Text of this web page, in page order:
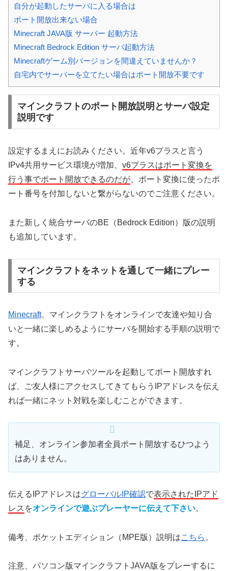
自分が起動したサーバに入る場合は
ポート開放出来ない場合
Minecraft JAVA版 サーバー 起動方法
Minecraft Bedrock Edition サーバ起動方法
Minecraftゲーム別バージョンを間違えていませんか？
自宅内でサーバーを立てたい場合はポート開放不要です
マインクラフトのポート開放説明とサーバ設定
説明です
設定するまえにお読みください。近年v6プラスと言う
IPv4共用サービス環境が増加、 v6プラスはポート変換を
行う事でポート開放できるのだが 、ポート変換に使ったポ
ート番号を付加しないと繋がらないのでご注意ください。
また新しく統合サーバのBE（Bedrock Edition）版の説明
も追加しています。
マインクラフトをネットを通して一緒にプレー
する
Minecraft、マインクラフトをオンラインで友達や知り合
いと一緒に楽しめるようにサーバを開始する手順の説明で
す。
マインクラフトサーバツールを起動してポート開放すれ
ば、ご友人様にアクセスしてきてもらうIPアドレスを伝え
れば一緒にネット対戦を楽しむことができます。
補足、オンライン参加者全員ポート開放するひつよう
はありません。
伝えるIPアドレスはグローバルIP確認で表示されたIPアド
レス をオンラインで遊ぶプレーヤーに伝えて下さい。
備考、ポケットエディション（MPE版）説明はこちら 。
注意、パソコン版マインクラフトJAVA版をプレーするに